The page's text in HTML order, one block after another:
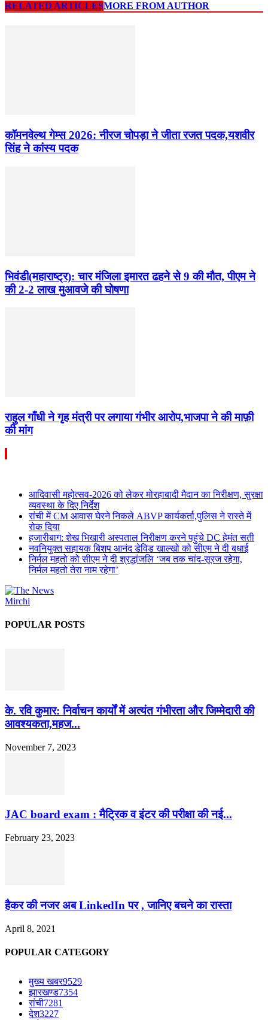
RELATED ARTICLESMORE FROM AUTHOR
कॉमनवेल्थ गेम्स 2026: नीरज चोपड़ा ने जीता रजत पदक,यशवीर
सिंह ने कांस्य पदक
भिवंडी(महाराष्ट्र): चार मंजिला इमारत ढहने से 9 की मौत, पीएम ने
की 2-2 लाख मुआवजे की घोषणा
राहुल गाँधी ने गृह मंत्री पर लगाया गंभीर आरोप,भाजपा ने की माफ़ी
की मांग
आदिवासी महोत्सव-2026 को लेकर मोरहाबादी मैदान का निरीक्षण, सुरक्षा
व्यवस्था के दिए निर्देश
रांची में CM आवास घेरने निकले ABVP कार्यकर्ता,पुलिस ने रास्ते में
रोक दिया
हजारीबाग: शेख भिखारी अस्पताल निरीक्षण करने पहुंचे DC हेमंत सती
नवनियुक्त सहायक बिशप आनंद डेविड खाल्खो को सीएम ने दी बधाई
निर्मल महतो को सीएम ने दी श्रद्धांजलि ‘जब तक चांद-सूरज रहेगा,
निर्मल महतो तेरा नाम रहेगा’
POPULAR POSTS
के. रवि कुमार: निर्वाचन कार्यों में अत्यंत गंभीरता और जिम्मेदारी की
आवश्यकता,महज...
November 7, 2023
JAC board exam : मैट्रिक व इंटर की परीक्षा की नई...
February 23, 2023
हैकर की नजर अब LinkedIn पर , जानिए बचने का रास्ता
April 8, 2021
POPULAR CATEGORY
मुख्य खबर9529
झारखण्ड7354
रांची7281
देश3227